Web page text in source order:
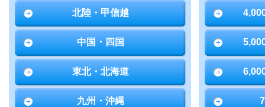
北陸・甲信越
中国・四国
東北・北海道
九州・沖縄